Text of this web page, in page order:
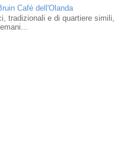
Café dell'Olanda
tradizionali e di quartiere simili,